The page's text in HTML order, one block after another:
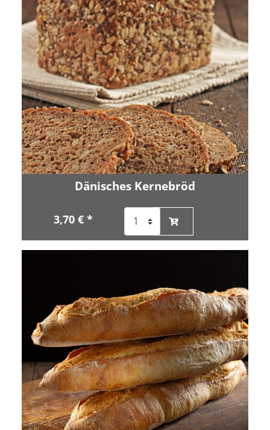
Dänisches Kernebröd
3,70 € *